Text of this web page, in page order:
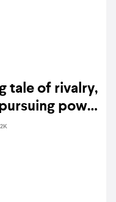
tale of rivalry,
power